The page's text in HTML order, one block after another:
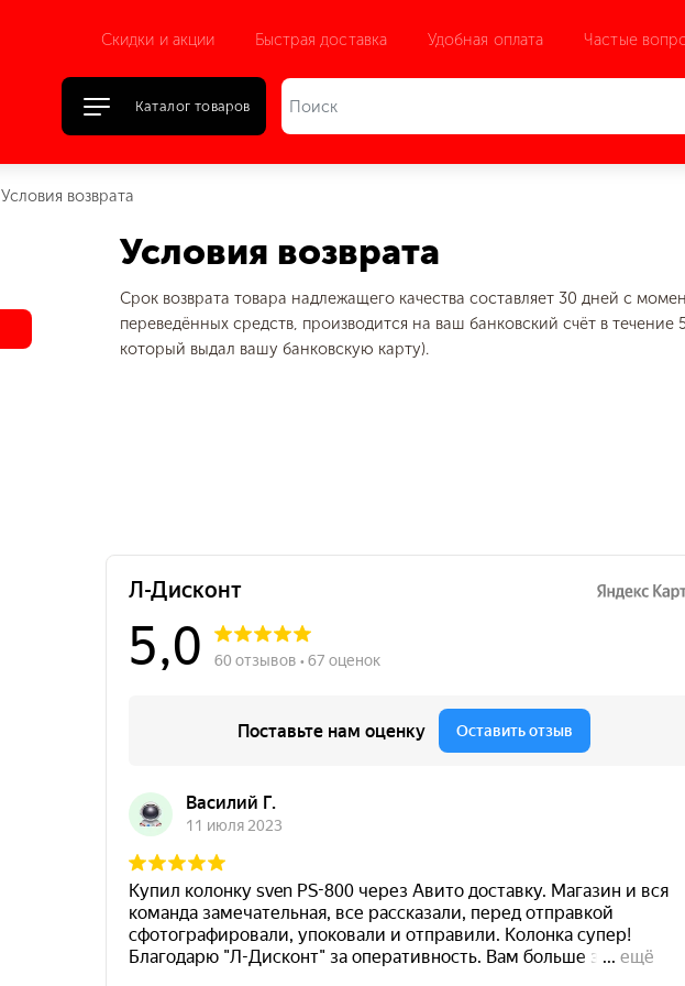
Скидки и акции Быстрая доставка Удобная оплата Частые
Каталог товаров
Условия возврата
Условия возврата
Срок возврата товара надлежащего качества составляет 30 дней с
переведённых средств, производится на ваш банковский счёт в течение
который выдал вашу банковскую карту).